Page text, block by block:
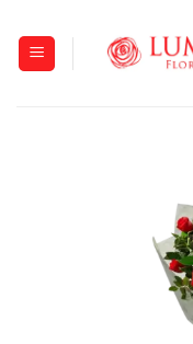
content